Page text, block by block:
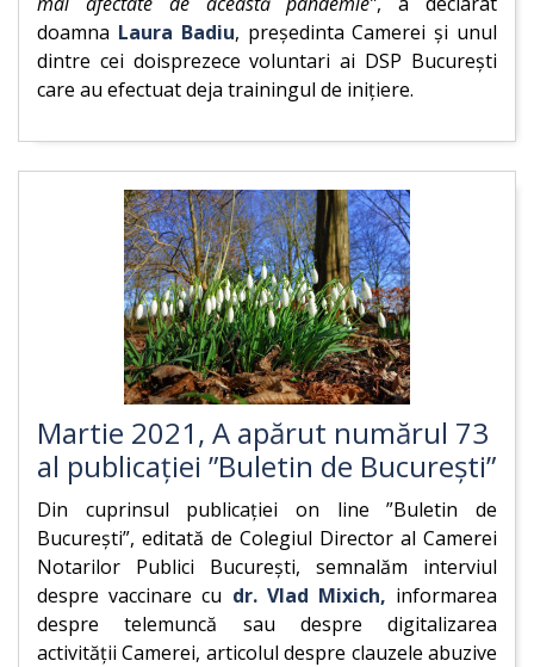
doamna Laura Badiu, președinta Camerei și unul
dintre cei doisprezece voluntari ai DSP București
care au efectuat deja trainingul de inițiere.
Martie 2021, A apărut numărul 73
al publicației ”Buletin de București”
Din cuprinsul publicației on line ”Buletin de
București”, editată de Colegiul Director al Camerei
Notarilor Publici București, semnalăm interviul
despre vaccinare cu dr. Vlad Mixich, informarea
despre telemuncă sau despre digitalizarea
activității Camerei, articolul despre clauzele abuzive